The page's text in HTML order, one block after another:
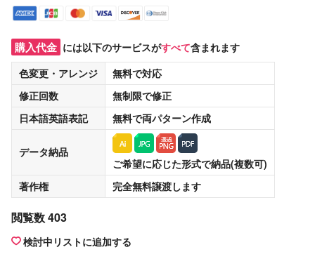
購入代金 には以下のサービスがすべて含まれます
色変更・アレンジ
無料で対応
修正回数
無制限で修正
日本語英語表記
無料で両パターン作成
データ納品
ご希望に応じた形式で納品(複数可)
著作権
完全無料譲渡します
閲覧数 403
検討中リストに追加する